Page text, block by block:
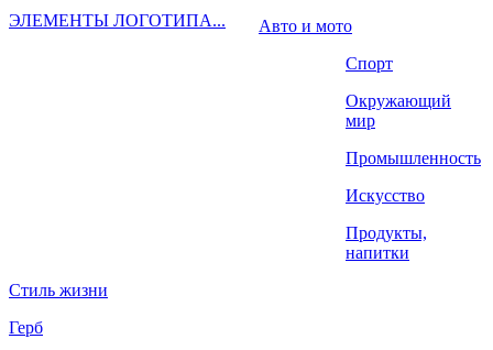
ЭЛЕМЕНТЫ ЛОГОТИПА...
Авто и мото
Спорт
Окружающий
мир
Промышленность
Искусство
Продукты,
напитки
Стиль жизни
Герб